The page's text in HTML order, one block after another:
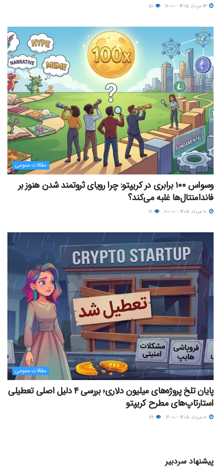
مقالات عمومی
وسواس ۱۰۰ برابری در کریپتو: چرا رویای ثروتمند شدن هنوز بر
فاندامنتال‌ها غلبه می‌کند؟
مقالات عمومی
پایان تلخ پروژه‌های میلیون دلاری؛ بررسی ۴ دلیل اصلی تعطیلی
استارتاپ‌های مطرح کریپتو
پیشنهاد سردبیر